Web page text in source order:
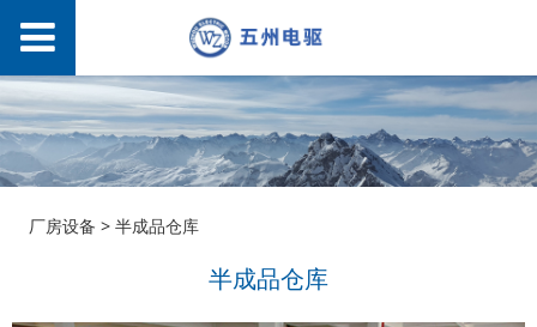
半成品仓库
厂房设备 >半成品仓库
半成品仓库